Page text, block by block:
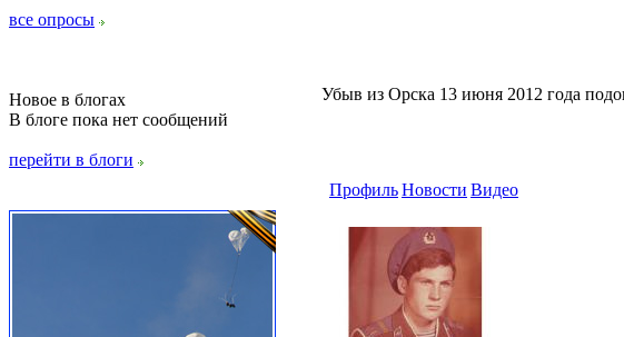
все опросы
Новое в блогах
В блоге пока нет сообщений
перейти в блоги
Убыв из Орска 13 июня 2012 года
ПрофильНовости Видео